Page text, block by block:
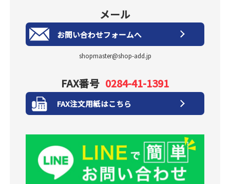
メール
お問い合わせフォームへ
shopmaster@shop-add.jp
FAX番号 0284-41-1391
FAX注文用紙はこちら